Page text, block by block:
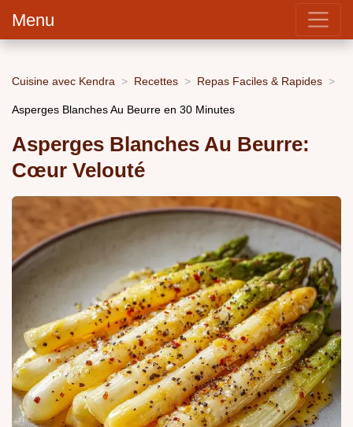
Menu
Cuisine avec Kendra Recettes Repas Faciles & Rapides
Asperges Blanches Au Beurre en 30 Minutes
Asperges Blanches Au Beurre:
Cœur Velouté